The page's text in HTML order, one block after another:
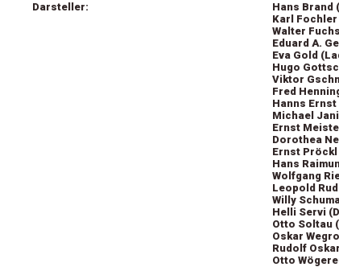
Darsteller:
Hans Brand
Karl
Walter
Eduard A.
Eva Gold
Hugo
Viktor
Fred
Hanns
Michael
Ernst
Dorothea
Ernst
Hans
Wolfgang
Leopold
Willy
Helli Servi
Otto Soltau
Oskar
Rudolf
Otto